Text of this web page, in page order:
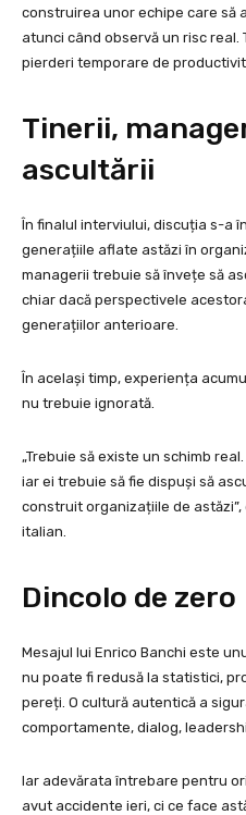
construirea unor echipe care să
atunci când observă un risc
pierderi temporare de
Tinerii,
ascultării
În finalul interviului, discuția s-a
generațiile aflate astăzi în
managerii trebuie să învețe să
chiar dacă perspectivele
generațiilor anterioare.
În același timp, experiența
nu trebuie ignorată.
„Trebuie să existe un schimb
iar ei trebuie să fie dispuși să
construit organizațiile de
italian.
Dincolo de zero
Mesajul lui Enrico Banchi este
nu poate fi redusă la statistici,
pereți. O cultură autentică a
comportamente, dialog,
Iar adevărata întrebare pentru
avut accidente ieri, ci ce face